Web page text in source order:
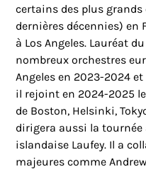
certains des plus grands
dernières décennies) en
à Los Angeles. Lauréat
nombreux orchestres
Angeles en 2023-2024
il rejoint en 2024-2025
de Boston, Helsinki,
dirigera aussi la tournée
islandaise Laufey. Il a
majeures comme